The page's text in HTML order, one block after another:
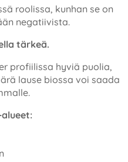
roolissa, kunhan se on
negatiivista.
tärkeä.
profiilissa hyviä puolia,
lause biossa voi saada